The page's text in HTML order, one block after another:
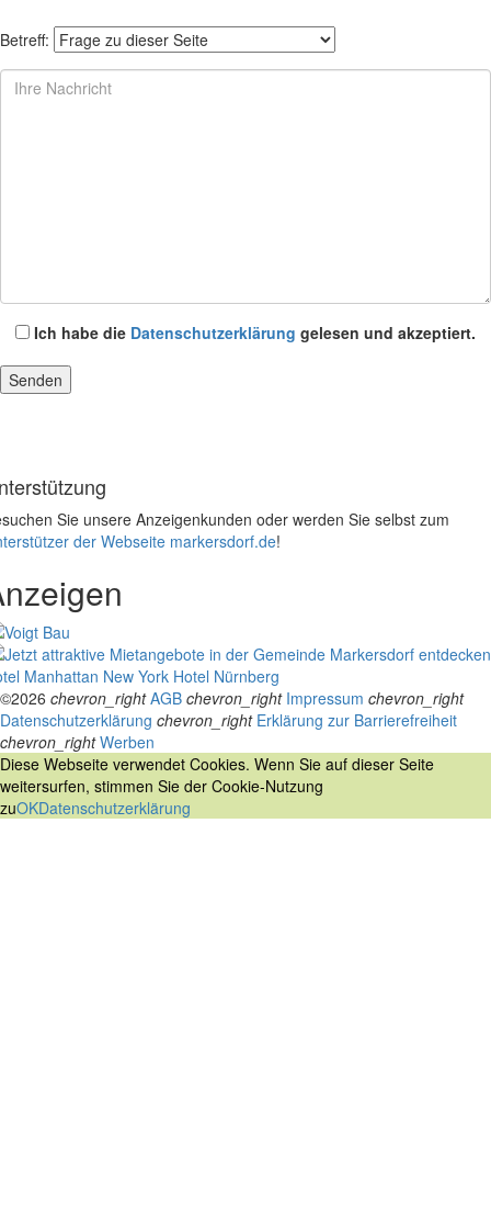
Betreff:
Ich habe die Datenschutzerklärung gelesen und akzeptiert.
Sie unsere Anzeigenkunden oder werden Sie selbst zum
der Webseite markersdorf.de!
Manhattan New York Hotel Nürnberg
©2026 chevron_right AGB chevron_right Impressum chevron_right
Datenschutzerklärung chevron_right Erklärung zur Barrierefreiheit
chevron_right Werben
Diese Webseite verwendet Cookies. Wenn Sie auf dieser Seite
weitersurfen, stimmen Sie der Cookie-Nutzung
zuOKDatenschutzerklärung